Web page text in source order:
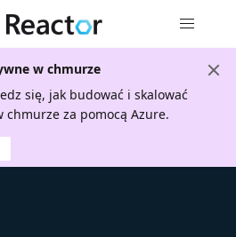
w chmurze
się, jak budować i skalować
chmurze za pomocą Azure.